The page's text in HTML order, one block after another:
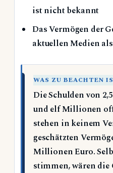
ist nicht bekannt
Das Vermögen der
aktuellen Medien
WAS ZU BEACHTEN
Die Schulden von
und elf Millionen
stehen in keinem
geschätzten
Millionen Euro.
stimmen, wären die